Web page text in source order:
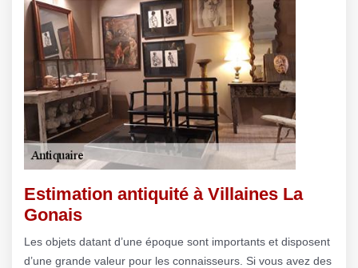
Estimation antiquité à Villaines La
Gonais
Les objets datant d’une époque sont importants et disposent
d’une grande valeur pour les connaisseurs. Si vous avez des